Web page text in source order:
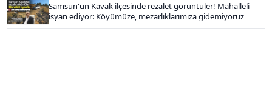
Samsun'un Kavak ilçesinde rezalet görüntüler! Mahalleli
isyan ediyor: Köyümüze, mezarlıklarımıza gidemiyoruz